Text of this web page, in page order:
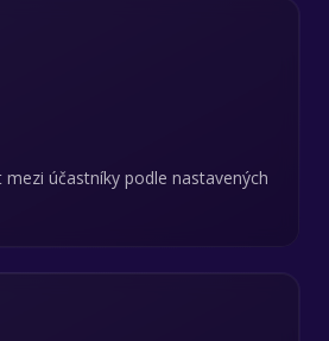
mezi účastníky podle nastavených